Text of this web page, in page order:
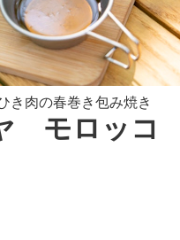
き肉の春巻き包み焼き
モロッコ